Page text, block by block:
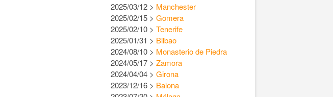
2025/03/12 > Manchester
2025/02/15 > Gomera
2025/02/10 > Tenerife
2025/01/31 > Bilbao
2024/08/10 > Monasterio de Piedra
2024/05/17 > Zamora
2024/04/04 > Girona
2023/12/16 > Baiona